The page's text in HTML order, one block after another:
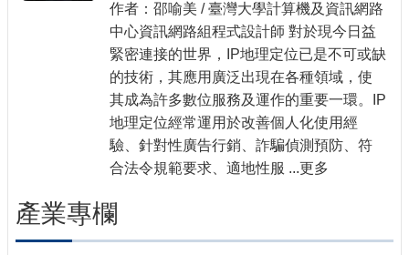
作者：邵喻美 / 臺灣大學計算機及資訊網路
中心資訊網路組程式設計師 對於現今日益
緊密連接的世界，IP地理定位已是不可或缺
的技術，其應用廣泛出現在各種領域，使
其成為許多數位服務及運作的重要一環。IP
地理定位經常運用於改善個人化使用經
驗、針對性廣告行銷、詐騙偵測預防、符
合法令規範要求、適地性服 ...更多
產業專欄